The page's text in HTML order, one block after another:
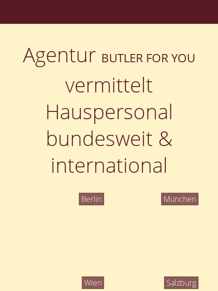
Agentur BUTLER FOR YOU
vermittelt
Hauspersonal
bundesweit &
international
Berlin München
Wien Salzburg